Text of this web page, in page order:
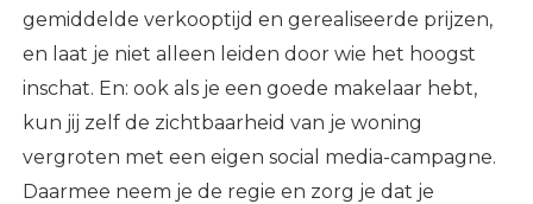
gemiddelde verkooptijd en gerealiseerde prijzen,
en laat je niet alleen leiden door wie het hoogst
inschat. En: ook als je een goede makelaar hebt,
kun jij zelf de zichtbaarheid van je woning
vergroten met een eigen social media-campagne.
Daarmee neem je de regie en zorg je dat je